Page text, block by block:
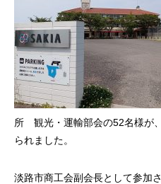
所 観光・運輸部会の52名様が
られました。
淡路市商工会副会長として参加